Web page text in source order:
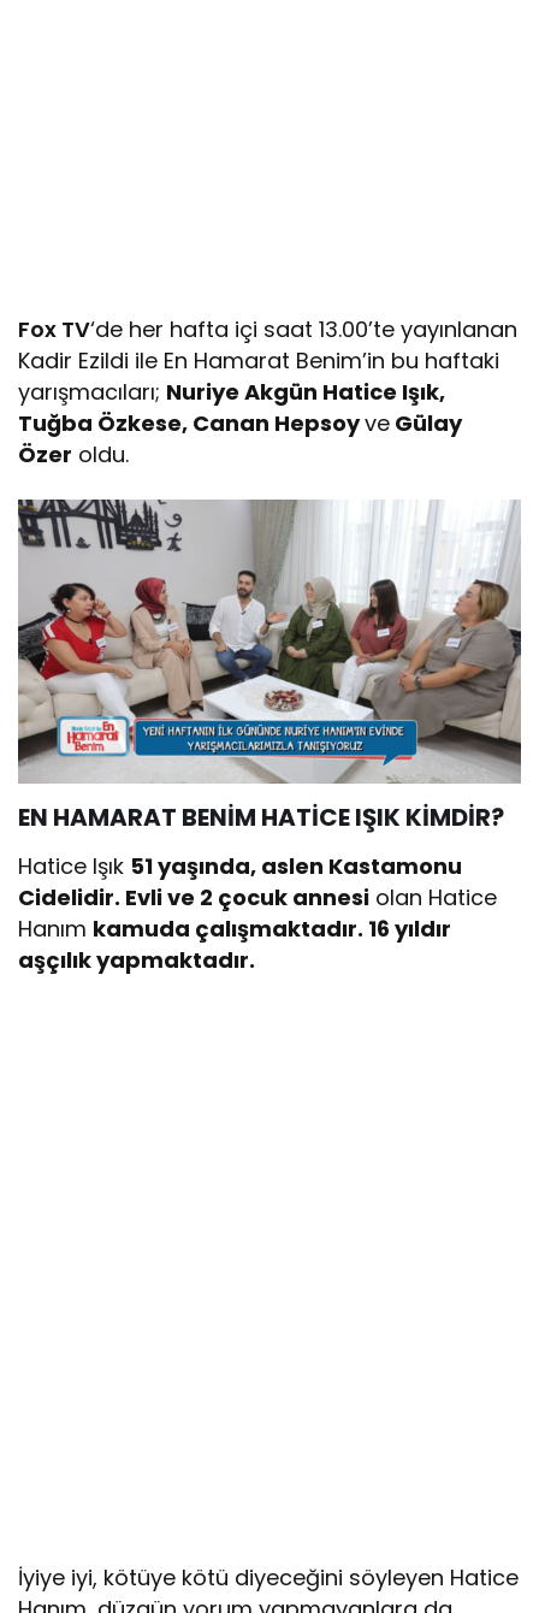
Fox TV‘de her hafta içi saat 13.00’te yayınlanan
Kadir Ezildi ile En Hamarat Benim’in bu haftaki
yarışmacıları; Nuriye Akgün Hatice Işık,
Tuğba Özkese, Canan Hepsoyve Gülay
Özer oldu.
EN HAMARAT BENİM HATİCE IŞIK KİMDİR?
Hatice Işık 51 yaşında, aslen Kastamonu
Cidelidir. Evli ve 2 çocuk annesi olan Hatice
Hanım kamuda çalışmaktadır. 16 yıldır
aşçılık yapmaktadır.
İyiye iyi, kötüye kötü diyeceğini söyleyen Hatice